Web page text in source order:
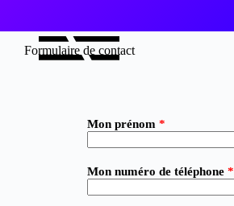
Formulaire de contact
Mon prénom*
Mon numéro de téléphone*